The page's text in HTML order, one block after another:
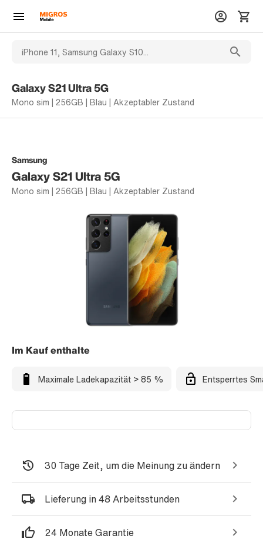
Galaxy S21 Ultra 5G
Mono sim | 256GB | Blau | Akzeptabler Zustand
Samsung
Galaxy S21 Ultra 5G
Mono sim | 256GB | Blau | Akzeptabler Zustand
Im Kauf enthalte
Maximale Ladekapazität > 85 % Entsperrtes
30 Tage Zeit, um die Meinung zu ändern
Lieferung in 48 Arbeitsstunden
24 Monate Garantie